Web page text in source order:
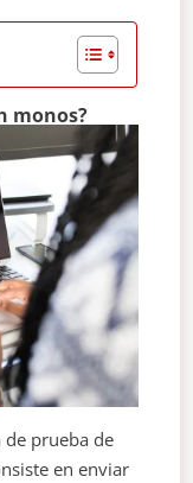
monos?
de prueba de
en enviar